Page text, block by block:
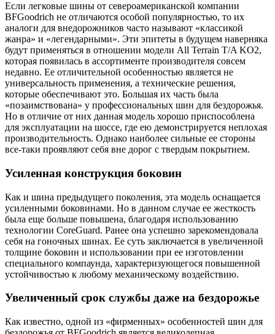
Если легковые шины от североамериканской компании
BFGoodrich не отличаются особой популярностью, то их
аналоги для внедорожников часто называют «классикой
жанра» и «легендарными». Эти эпитеты в будущем наверняка
будут применяться в отношении модели All Terrain T/A KO2,
которая появилась в ассортименте производителя совсем
недавно. Ее отличительной особенностью является не
универсальность применения, а технические решения,
которые обеспечивают это. Большая их часть была
«позаимствована» у профессиональных шин для бездорожья.
Но в отличие от них данная модель хорошо приспособлена
для эксплуатации на шоссе, где ею демонстрируется неплохая
производительность. Однако наиболее сильные ее стороны
все-таки проявляют себя вне дорог с твердым покрытием.
Усиленная конструкция боковин
Как и шина предыдущего поколения, эта модель оснащается
усиленными боковинами. Но в данном случае ее жесткость
была еще больше повышена, благодаря использованию
технологии CoreGuard. Ранее она успешно зарекомендовала
себя на гоночных шинах. Ее суть заключается в увеличенной
толщине боковин и использовании при ее изготовлении
специального компаунда, характеризующегося повышенной
устойчивостью к любому механическому воздействию.
Увеличенный срок службы даже на бездорожье
Как известно, одной из «фирменных» особенностей шин для